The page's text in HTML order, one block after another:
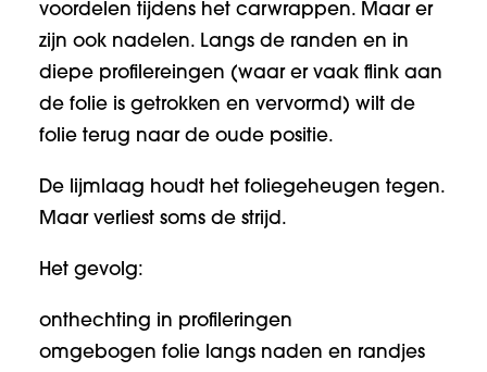
voordelen tijdens het carwrappen. Maar er
zijn ook nadelen. Langs de randen en in
diepe profilereingen (waar er vaak flink aan
de folie is getrokken en vervormd) wilt de
folie terug naar de oude positie.
De lijmlaag houdt het foliegeheugen tegen.
Maar verliest soms de strijd.
Het gevolg:
onthechting in profileringen
omgebogen folie langs naden en randjes